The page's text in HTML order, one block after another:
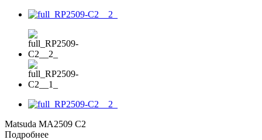
Matsuda MA2509 C2
Подробнее